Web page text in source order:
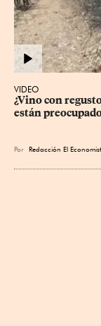
VIDEO
¿Vino con
están
Por Redacción El